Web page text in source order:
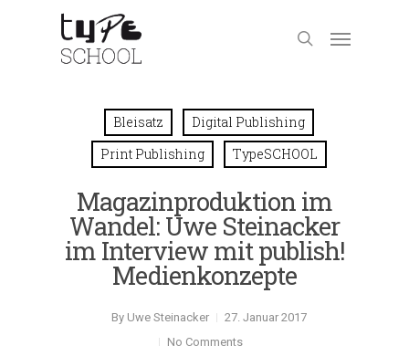
Bleisatz
Digital Publishing
Print Publishing
TypeSCHOOL
Magazinproduktion im
Wandel: Uwe Steinacker
im Interview mit publish!
Medienkonzepte
By Uwe Steinacker
27. Januar 2017
No Comments